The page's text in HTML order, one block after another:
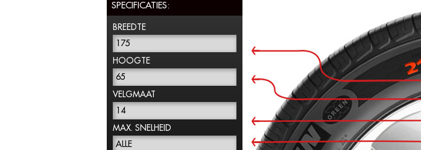
SPECIFICATIES:
BREEDTE
175
HOOGTE
65
VELGMAAT
14
MAX. SNELHEID
ALLE